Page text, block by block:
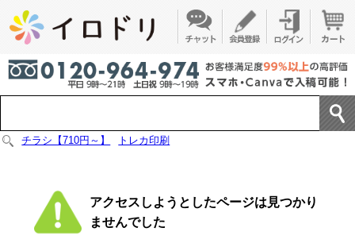
チラシ【710円～】 トレカ印刷
アクセスしようとしたページは見つかり
ませんでした